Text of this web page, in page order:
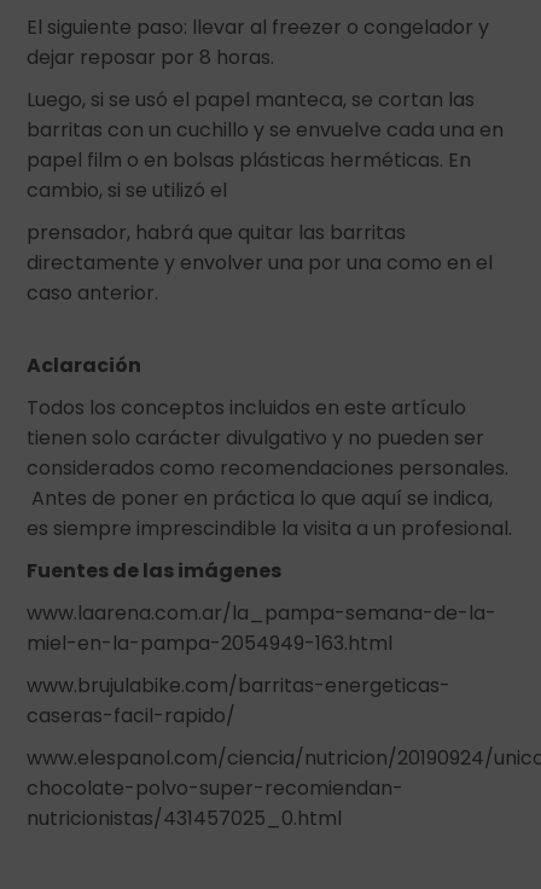
El siguiente paso: llevar al freezer o congelador y
dejar reposar por 8 horas.
Luego, si se usó el papel manteca, se cortan las
barritas con un cuchillo y se envuelve cada una en
papel film o en bolsas plásticas herméticas. En
cambio, si se utilizó el
prensador, habrá que quitar las barritas
directamente y envolver una por una como en el
caso anterior.
Aclaración
Todos los conceptos incluidos en este artículo
tienen solo carácter divulgativo y no pueden ser
considerados como recomendaciones personales.
Antes de poner en práctica lo que aquí se indica,
es siempre imprescindible la visita a un profesional.
Fuentes de las imágenes
www.laarena.com.ar/la_pampa-semana-de-la-
miel-en-la-pampa-2054949-163.html
www.brujulabike.com/barritas-energeticas-
caseras-facil-rapido/
www.elespanol.com/ciencia/nutricion/20190924/
chocolate-polvo-super-recomiendan-
nutricionistas/431457025_0.html